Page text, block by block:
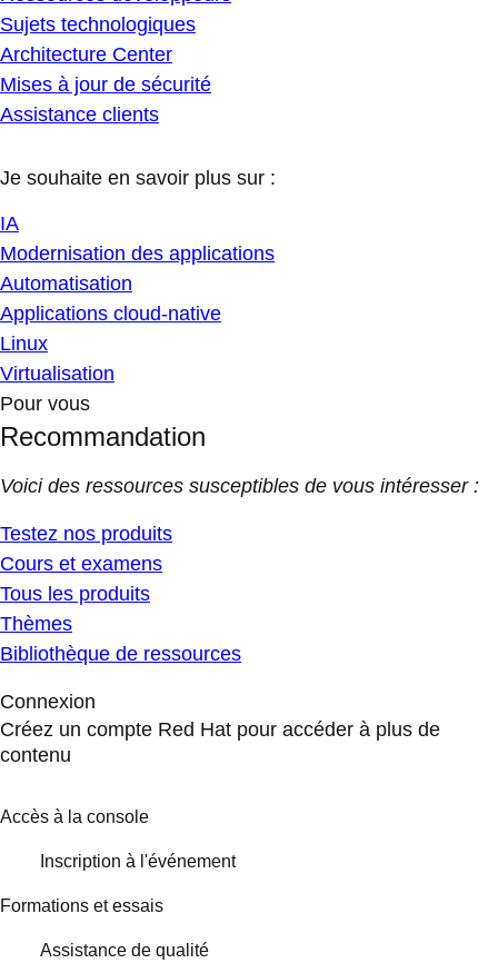
Sujets technologiques
Architecture Center
Mises à jour de sécurité
Assistance clients
Je souhaite en savoir plus sur :
IA
Modernisation des applications
Automatisation
Applications cloud-native
Linux
Virtualisation
Pour vous
Recommandation
Voici des ressources susceptibles de vous intéresser :
Testez nos produits
Cours et examens
Tous les produits
Thèmes
Bibliothèque de ressources
Connexion
Créez un compte Red Hat pour accéder à plus de
contenu
Accès à la console
Inscription à l'événement
Formations et essais
Assistance de qualité